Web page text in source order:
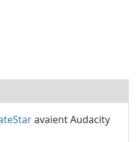
avaient Audacity